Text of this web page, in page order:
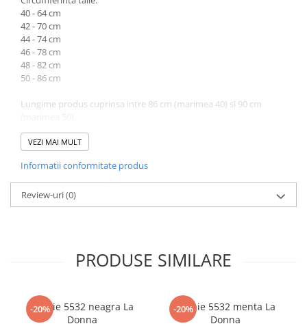
40 - 64 cm
42 - 70 cm
44 - 74 cm
46 - 78 cm
48 - 82 cm
50 - 86 cm
Lungime produs cuprinsa intre 86 cm (marimea 40) si 90 cm
Fusta are elastic in talie si se mai poate intinde 4-6 cm.
dispozitivul de pe care este vizualizat.
VEZI MAI MULT
Informatii conformitate produs
Review-uri(0)
PRODUSE SIMILARE
-20%
Rochie 5532 neagra La
Donna
-20%
Rochie 5532 menta La
Donna